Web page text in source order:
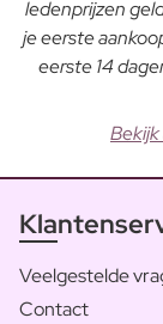
ledenprijzen
je eerste
eerste 14
Veelgestelde
Contact